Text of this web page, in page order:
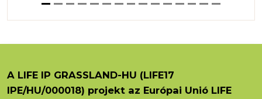
A LIFE IP GRASSLAND-HU (LIFE17
IPE/HU/000018) projekt az Európai Unió LIFE